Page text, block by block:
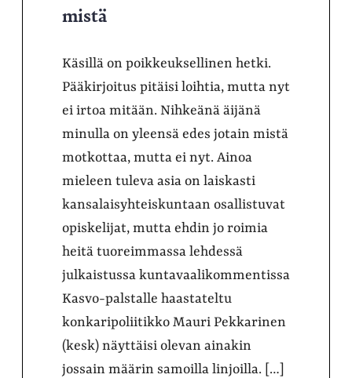
mistä
Käsillä on poikkeuksellinen hetki.
Pääkirjoitus pitäisi loihtia, mutta nyt
ei irtoa mitään. Nihkeänä äijänä
minulla on yleensä edes jotain mistä
motkottaa, mutta ei nyt. Ainoa
mieleen tuleva asia on laiskasti
kansalaisyhteiskuntaan osallistuvat
opiskelijat, mutta ehdin jo roimia
heitä tuoreimmassa lehdessä
julkaistussa kuntavaalikommentissa
Kasvo-palstalle haastateltu
konkaripoliitikko Mauri Pekkarinen
(kesk) näyttäisi olevan ainakin
jossain määrin samoilla linjoilla. […]